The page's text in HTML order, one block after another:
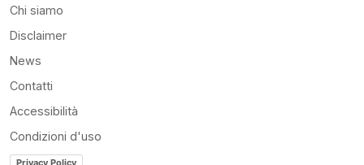
Chi siamo
Disclaimer
News
Contatti
Accessibilità
Condizioni d'uso
Privacy Policy